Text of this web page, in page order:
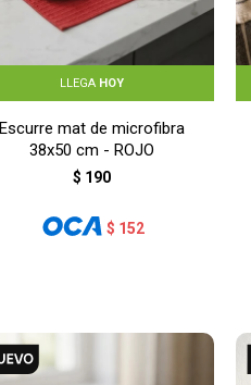
LLEGA HOY
Escurre mat de microfibra
38x50 cm - ROJO
$ 190
$ 152